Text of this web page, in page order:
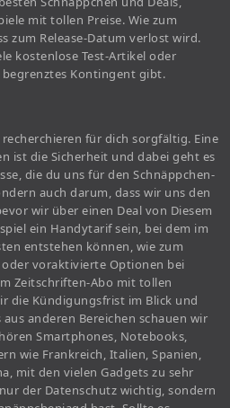
mit tollen Preise. Wie zum
zum Release-Datum verlost wird.
kostenlose Test-Artikel oder
Kontingent gibt.
für dich sorgfältig. Eine
ist die Sicherheit und dabei geht es
die du uns für den Schnäppchen-
auch darum, dass wir uns den
wir über einen Deal von Diesem
ein Handytarif sein, bei dem im
entstehen können, wie zum
voraktivierte Optionen bei
Zeitschriften-Abo mit tollen
die Kündigungsfrist im Blick und
anderen Bereichen schauen wir
Smartphones, Notebooks,
wie Frankreich, Italien, Spanien,
mit den vielen Gadgets zu sehr
der Datenschutz wichtig, sondern